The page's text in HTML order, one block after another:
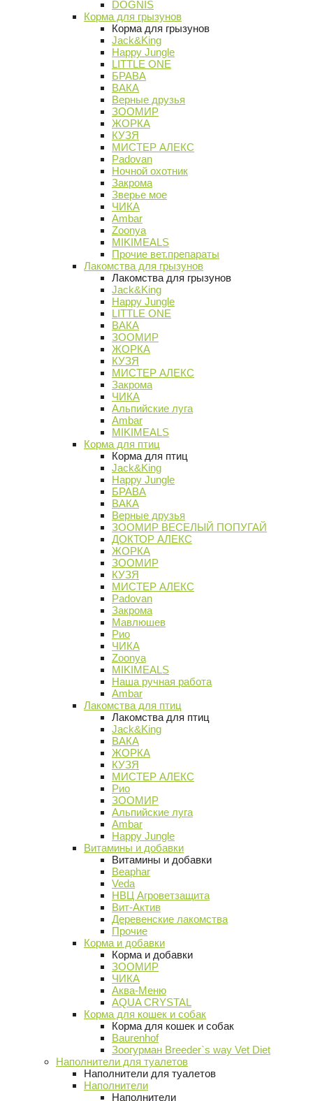
DOGNIS
Корма для грызунов
Корма для грызунов
Jack&King
Happy Jungle
LITTLE ONE
БРАВА
ВАКА
Верные друзья
ЗООМИР
ЖОРКА
КУЗЯ
МИСТЕР АЛЕКС
Padovan
Ночной охотник
Закрома
Зверье мое
ЧИКА
Ambar
Zoonya
MIKIMEALS
Прочие вет.препараты
Лакомства для грызунов
Лакомства для грызунов
Jack&King
Happy Jungle
LITTLE ONE
ВАКА
ЗООМИР
ЖОРКА
КУЗЯ
МИСТЕР АЛЕКС
Закрома
ЧИКА
Альпийские луга
Ambar
MIKIMEALS
Корма для птиц
Корма для птиц
Jack&King
Happy Jungle
БРАВА
ВАКА
Верные друзья
ЗООМИР ВЕСЕЛЫЙ ПОПУГАЙ
ДОКТОР АЛЕКС
ЖОРКА
ЗООМИР
КУЗЯ
МИСТЕР АЛЕКС
Padovan
Закрома
Мавлюшев
Рио
ЧИКА
Zoonya
MIKIMEALS
Наша ручная работа
Ambar
Лакомства для птиц
Лакомства для птиц
Jack&King
ВАКА
ЖОРКА
КУЗЯ
МИСТЕР АЛЕКС
Рио
ЗООМИР
Альпийские луга
Ambar
Happy Jungle
Витамины и добавки
Витамины и добавки
Beaphar
Veda
НВЦ Агроветзащита
Вит-Актив
Деревенские лакомства
Прочие
Корма и добавки
Корма и добавки
ЗООМИР
ЧИКА
Аква-Меню
AQUA CRYSTAL
Корма для кошек и собак
Корма для кошек и собак
Baurenhof
Зоогурман Breeder`s way Vet Diet
Наполнители для туалетов
Наполнители для туалетов
Наполнители
Наполнители